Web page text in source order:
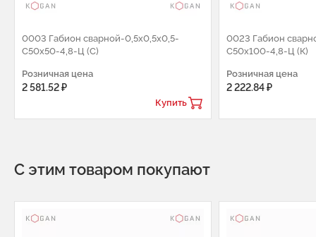
0003 Габион сварной-0,5х0,5х0,5-
С50х50-4,8-Ц (С)
Розничная цена
2 581.52 ₽
Купить
0023 Габион
С50х100-4,8-Ц (К)
Розничная цена
2 222.84 ₽
С этим товаром покупают